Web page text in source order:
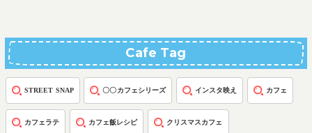
Cafe Tag
STREET SNAP 〇〇カフェシリーズ インスタ映え カフェ
カフェラテ カフェ飯レシピ クリスマスカフェ